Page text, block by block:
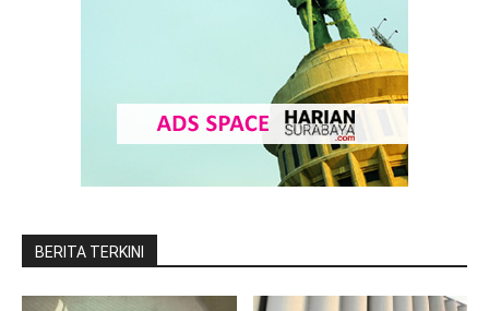
BERITA TERKINI